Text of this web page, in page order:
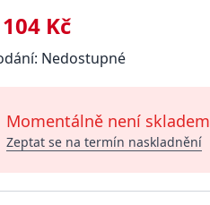
Kč
Nedostupné
Momentálně není skladem
Zeptat se na termín naskladnění